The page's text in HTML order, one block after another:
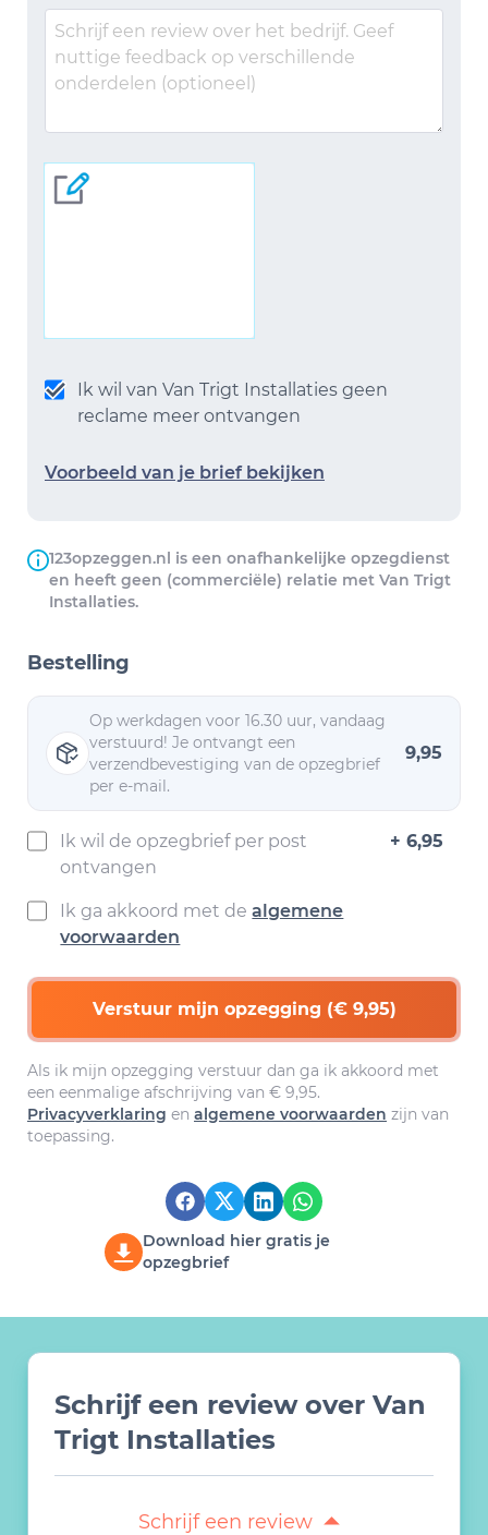
Ik wil van Van Trigt Installaties geen
reclame meer ontvangen
Voorbeeld van je brief bekijken
123opzeggen.nl is een onafhankelijke opzegdienst
en heeft geen (commerciële) relatie met Van Trigt
Installaties.
Bestelling
Op werkdagen voor 16.30 uur, vandaag
verstuurd! Je ontvangt een
verzendbevestiging van de opzegbrief
per e-mail.
9,95
Ik wil de opzegbrief per post
ontvangen
+ 6,95
Ik ga akkoord met dealgemene
voorwaarden
Verstuur mijn opzegging (€ 9,95)
Als ik mijn opzegging verstuur dan ga ik akkoord met
een eenmalige afschrijving van € 9,95.
Privacyverklaring en algemene voorwaarden zijn van
toepassing.
Download hier gratis je
opzegbrief
Schrijf een review over Van
Trigt Installaties
Schrijf een review